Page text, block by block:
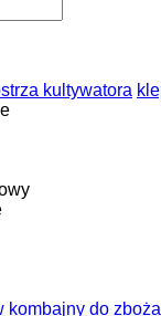
kultywatora
kombajny do zboża